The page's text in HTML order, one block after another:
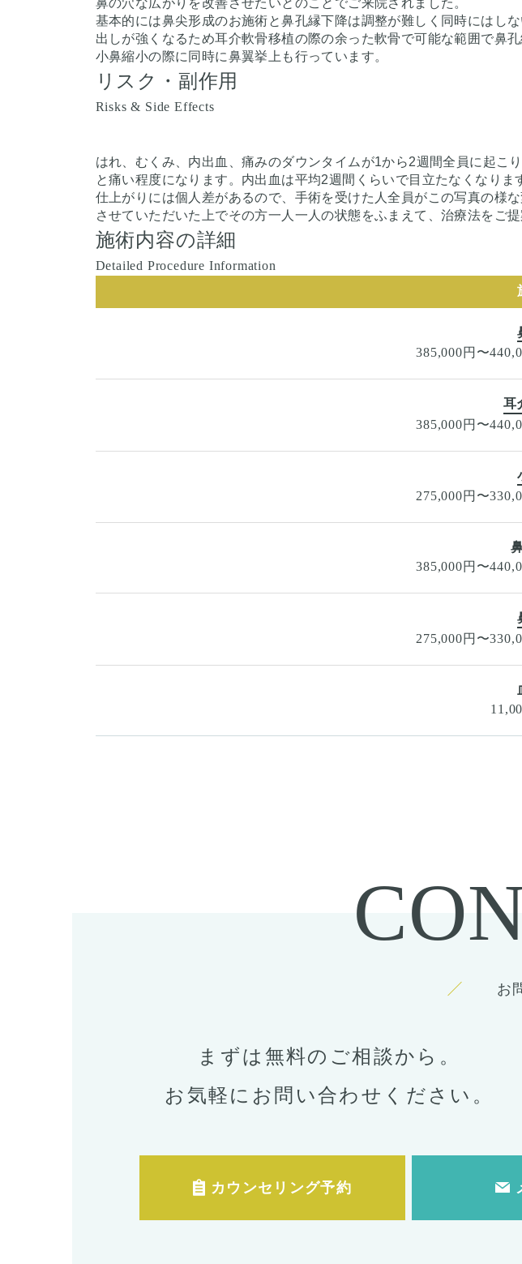
基本的には鼻尖形成のお施術と鼻孔縁下降は調整が難しく同時にはし
出しが強くなるため耳介軟骨移植の際の余った軟骨で可能な範囲で鼻孔
小鼻縮小の際に同時に鼻翼挙上も行っています。
リスク・副作用
Risks & Side Effects
はれ、むくみ、内出血、痛みのダウンタイムが1から2週間全員に起こ
と痛い程度になります。内出血は平均2週間くらいで目立たなくなり
仕上がりには個人差があるので、手術を受けた人全員がこの写真の様
させていただいた上でその方一人一人の状態をふまえて、治療法をご提
施術内容の詳細
Detailed Procedure Information
385,000円〜
耳
385,000円〜
275,000円〜
385,000円〜
275,000円〜
お
まずは無料のご相談から。
お気軽にお問い合わせください。
カウンセリング予約